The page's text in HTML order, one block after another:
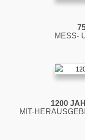
MESS-
1200
MIT-